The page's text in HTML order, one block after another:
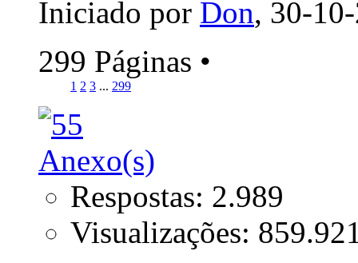
Iniciado por Don, 30-
299 Páginas •
1 2 3 ... 299
Respostas: 2.989
Visualizações: